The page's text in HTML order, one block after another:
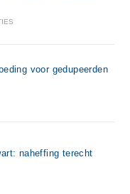
voor gedupeerden
naheffing terecht